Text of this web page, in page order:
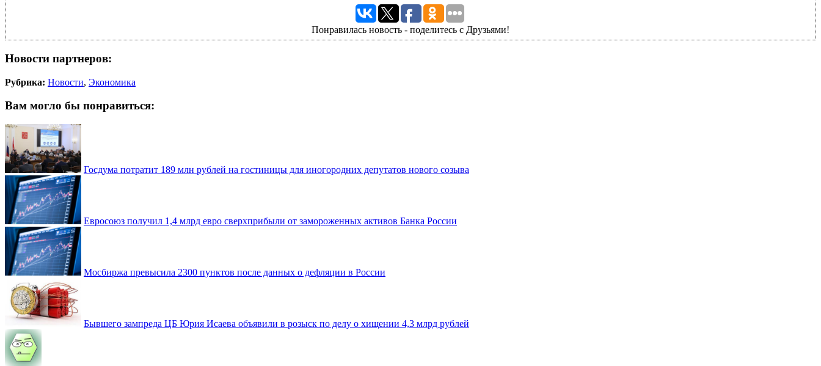
Понравилась новость - поделитесь с Друзьями!
Новости партнеров:
Рубрика: Новости, Экономика
Вам могло бы понравиться:
Госдума потратит 189 млн рублей на гостиницы для иногородних депутатов нового созыва
Евросоюз получил 1,4 млрд евро сверхприбыли от замороженных активов Банка России
Мосбиржа превысила 2300 пунктов после данных о дефляции в России
Бывшего зампреда ЦБ Юрия Исаева объявили в розыск по делу о хищении 4,3 млрд рублей